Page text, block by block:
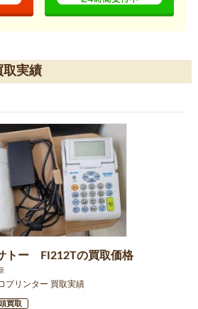
取実績
トー FI212Tの買取価格
プリンター 買取実績
買取